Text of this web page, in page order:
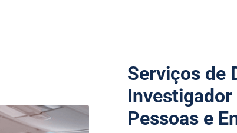
Serviços de
Pessoas e